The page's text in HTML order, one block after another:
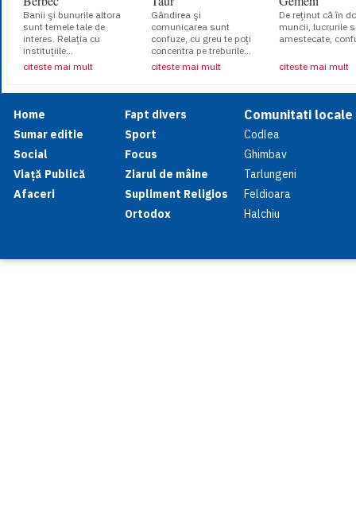
Banii şi bunurile altora
sunt temele tale de
interes. Relaţia cu
instituţiile...
citeste mai mult
Gândirea şi
comunicarea sunt
confuze, cu greu te poţi
concentra pe treburile...
citeste mai mult
De reţinut că în
muncii, lucrurile
amestecate,
citeste mai mult
Home
Sumar editie
Social
Viață Publică
Afaceri
Fapt divers
Sport
Focus
Ziarul de mâine
Supliment Religios
Ortodox
Comunitati locale
Codlea
Ghimbav
Tarlungeni
Feldioara
Halchiu